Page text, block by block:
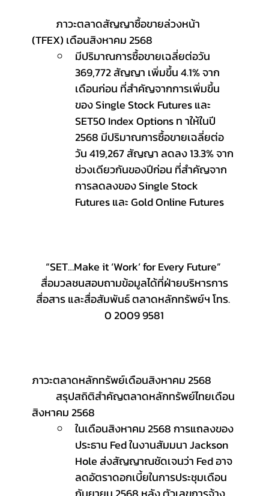
	ภาวะตลาดสัญญาซื้อขายล่วงหน้า
(TFEX) เดือนสิงหาคม 2568
มีปริมาณการซื้อขายเฉลี่ยต่อวัน
369,772 สัญญา เพิ่มขึ้น 4.1% จาก
เดือนก่อน ที่สำคัญจากการเพิ่มขึ้น
ของ Single Stock Futures และ
SET50 Index Options ท าให้ในปี
2568 มีปริมาณการซื้อขายเฉลี่ยต่อ
วัน 419,267 สัญญา ลดลง 13.3% จาก
ช่วงเดียวกันของปีก่อน ที่สำคัญจาก
การลดลงของ Single Stock
Futures และ Gold Online Futures
“SET…Make it ‘Work’ for Every Future”
สื่อมวลชนสอบถามข้อมูลได้ที่ฝ่ายบริหารการ
สื่อสาร และสื่อสัมพันธ์ ตลาดหลักทรัพย์ฯ โทร.
0 2009 9581
ภาวะตลาดหลักทรัพย์เดือนสิงหาคม 2568
	สรุปสถิติสำคัญตลาดหลักทรัพย์ไทยเดือน
สิงหาคม 2568
ในเดือนสิงหาคม 2568 การแถลงของ
ประธาน Fed ในงานสัมมนา Jackson
Hole ส่งสัญญาณชัดเจนว่า Fed อาจ
ลดอัตราดอกเบี้ยในการประชุมเดือน